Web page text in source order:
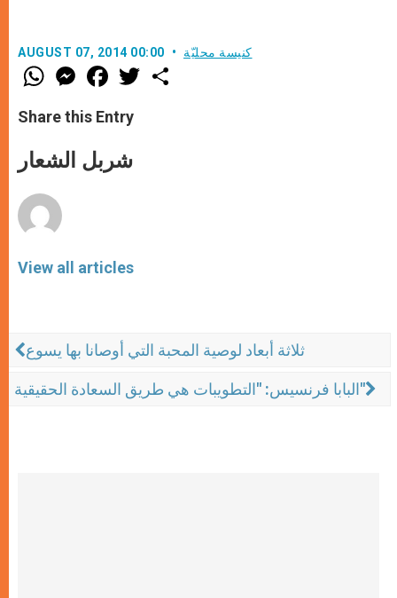
AUGUST 07, 2014 00:00 كنيسة محليّة
W
h
t
s
p
p
M
e
s
e
e
F
a
e
b
k
w
Share this Entry
شربل الشعار
View all articles
ثلاثة أبعاد لوصية المحبة التي أوصانا بها يسوع
البابا فرنسيس: "التطويبات هي طريق السعادة الحقيقية"